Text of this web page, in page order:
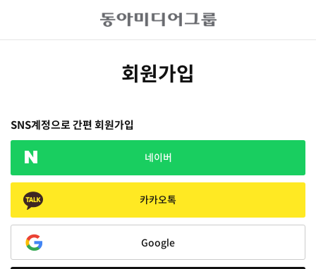
회원가입
SNS계정으로 간편 회원가입
네이버
카카오톡
Google